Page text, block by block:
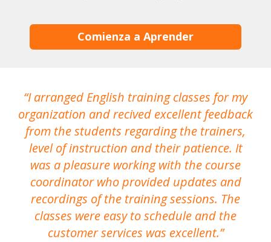
Comienza a Aprender
I arranged English training classes for my
organization and recived excellent feedback
from the students regarding the trainers,
level of instruction and their patience. It
was a pleasure working with the course
coordinator who provided updates and
recordings of the training sessions. The
classes were easy to schedule and the
customer services was excellent.